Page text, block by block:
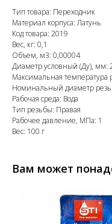
Тип товара: Переходник
Материал корпуса: Латунь
Код товара: 2019
Вес, кг: 0,1
Объем, м3: 0,00004
Диаметр условный (Ду), мм:
Максимальная температура
Номинальный диаметр
Рабочая среда: Вода
Тип резьбы: Правая
Рабочее давление, МПа: 1
Вес: 100 г
Вам может